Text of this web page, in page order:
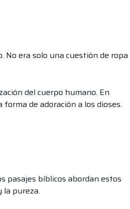
No era solo una cuestión de ropa
del cuerpo humano. En
de adoración a los dioses.
pasajes bíblicos abordan estos
la pureza.